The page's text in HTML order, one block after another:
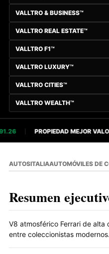
VALLTRO & BUSINESS™
VALLTRO REAL ESTATE™
VALLTRO F1™
VALLTRO LUXURY™
VALLTRO CITIES™
VALLTRO WEALTH™
PROPIEDAD MEJOR VALOR
AUTOSITALIAAUTOMÓVILES DE
Resumen
V8 atmosférico Ferrari de
entre coleccionistas modernos.